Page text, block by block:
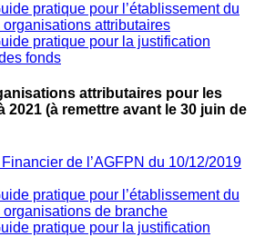
pratique pour l’établissement du
organisations attributaires
pratique pour la justification
fonds
attributaires pour les
2021 (à remettre avant le 30 juin de
de l’AGFPN du 10/12/2019
pratique pour l’établissement du
organisations de branche
pratique pour la justification